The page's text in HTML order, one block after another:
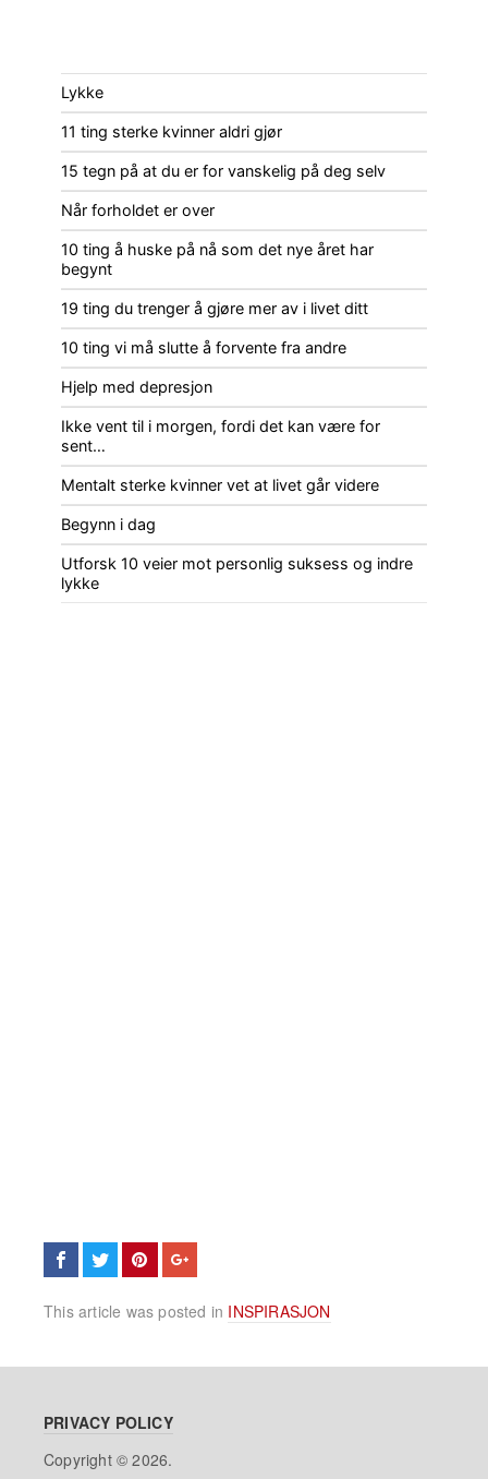
Lykke
11 ting sterke kvinner aldri gjør
15 tegn på at du er for vanskelig på deg selv
Når forholdet er over
10 ting å huske på nå som det nye året har
begynt
19 ting du trenger å gjøre mer av i livet ditt
10 ting vi må slutte å forvente fra andre
Hjelp med depresjon
Ikke vent til i morgen, fordi det kan være for
sent…
Mentalt sterke kvinner vet at livet går videre
Begynn i dag
Utforsk 10 veier mot personlig suksess og indre
lykke
This article was posted in INSPIRASJON
PRIVACY POLICY
Copyright © 2026.